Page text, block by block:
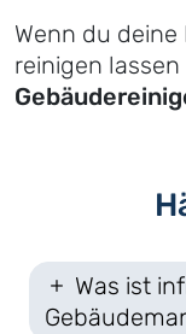
Wenn du
reinigen
Was ist